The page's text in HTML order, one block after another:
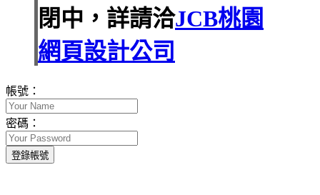
閉中，詳請洽JCB桃園
網頁設計公司
帳號：
密碼：